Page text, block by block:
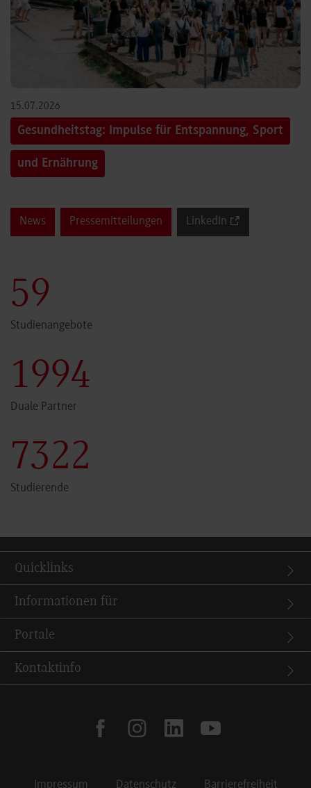
15.07.2026
Gesundheitstag: Impulse für Entspannung, Sport
und Ernährung
News Pressemitteilungen LinkedIn
60
Studienangebote
2000
Duale Partner
7341
Studierende
Quicklinks
Informationen für
Portale
Kontaktinfo
facebookinstagramlinkedin youtube